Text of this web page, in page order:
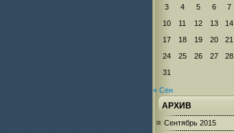
3
4 5 6 7
10
11 12 13 14
17
18 19 20 21
24
25 26 27 28
31
« Сен
АРХИВ
Сентябрь 2015